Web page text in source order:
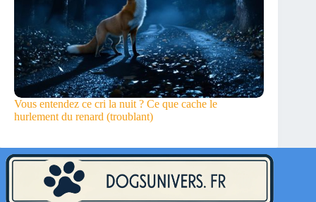
Vous entendez ce cri la nuit ? Ce que cache le
hurlement du renard (troublant)